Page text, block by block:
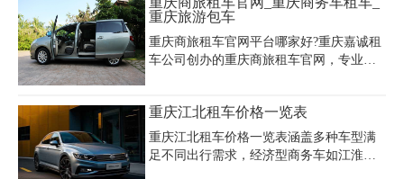
的问题，在这些优质的海沧租车网上面能
找到更适合的车型来租赁具体内容下面会
进行说明的。
重庆旅游包车
重庆商旅租车官网平台哪家好?重庆嘉诚租
车公司创办的重庆商旅租车官网，专业提
租车、重庆旅游车、重庆大巴租赁、重庆
客车租赁，我公司承建各种大型会议、旅
游、活动用车，提供5至57座各款商务旅游
重庆江北租车价格一览表
重庆江北租车价格一览表涵盖多种车型满
足不同出行需求，经济型商务车如江淮瑞